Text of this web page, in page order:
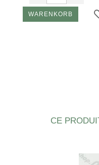
WARENKORB
CE